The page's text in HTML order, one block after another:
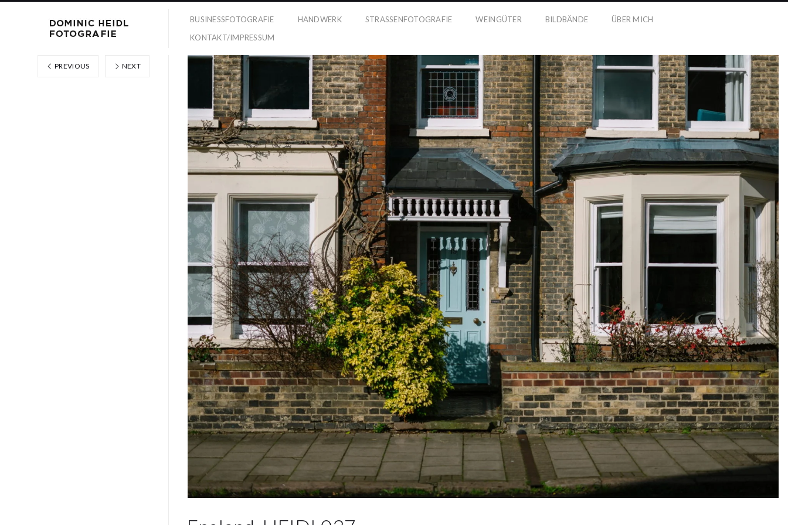
BUSINESSFOTOGRAFIE HANDWERK STRASSENFOTOGRAFIE WEINGÜTER BILDBÄNDE
ÜBER MICH
KONTAKT/IMPRESSUM
PREVIOUS NEXT